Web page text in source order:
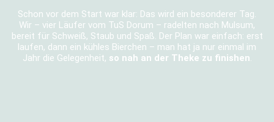
Schon vor dem Start war klar: Das wird ein besonderer Tag.
Wir – vier Läufer vom TuS Dorum – radelten nach Mulsum,
bereit für Schweiß, Staub und Spaß. Der Plan war einfach: erst
laufen, dann ein kühles Bierchen – man hat ja nur einmal im
Jahr die Gelegenheit, so nah an der Theke zu finishen